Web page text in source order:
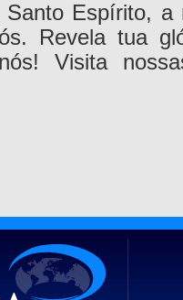
Espírito, a
Revela tua
Visita